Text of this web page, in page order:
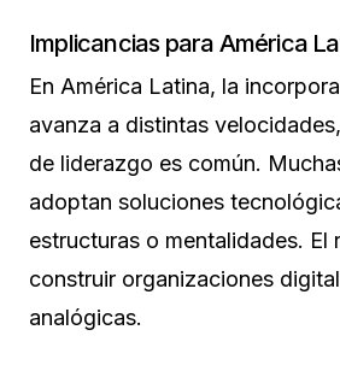
Implicancias para América
En América Latina, la
avanza a distintas
de liderazgo es común.
adoptan soluciones
estructuras o mentalidades. El
construir organizaciones
analógicas.